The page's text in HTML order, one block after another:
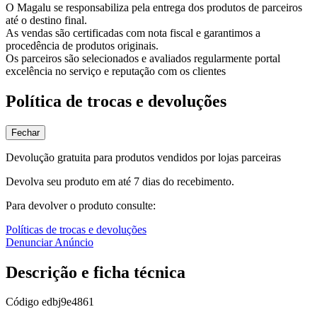
O Magalu se responsabiliza pela entrega dos produtos de parceiros
até o destino final.
As vendas são certificadas com nota fiscal e garantimos a
procedência de produtos originais.
Os parceiros são selecionados e avaliados regularmente portal
excelência no serviço e reputação com os clientes
Política de trocas e devoluções
Fechar
Devolução gratuita para produtos vendidos por lojas parceiras
Devolva seu produto em até 7 dias do recebimento.
Para devolver o produto consulte:
Políticas de trocas e devoluções
Denunciar Anúncio
Descrição e ficha técnica
Código edbj9e4861